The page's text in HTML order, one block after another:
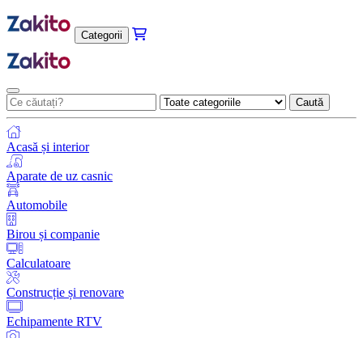
Categorii
Caută
Acasă și interior
Aparate de uz casnic
Automobile
Birou și companie
Calculatoare
Construcție și renovare
Echipamente RTV